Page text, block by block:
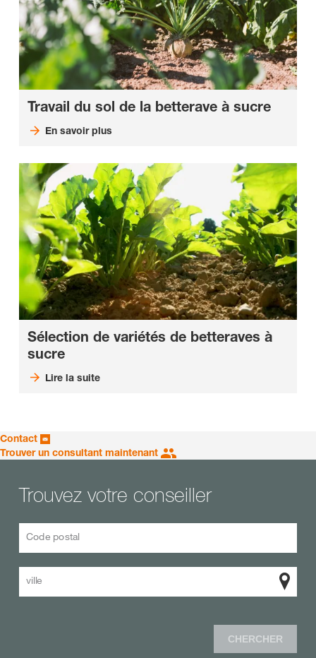
Travail du sol de la betterave à sucre
En savoir plus
Sélection de variétés de betteraves à
sucre
Lire la suite
Contact
Trouver un consultant maintenant
Trouvez votre conseiller
Code postal
ville
CHERCHER